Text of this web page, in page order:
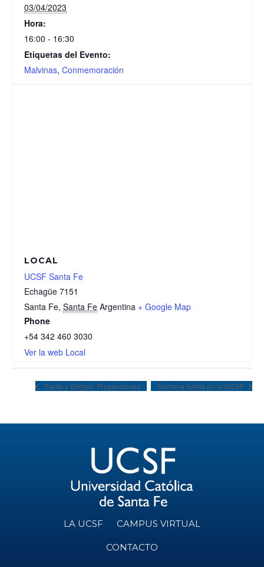
03/04/2023
Hora:
16:00 - 16:30
Etiquetas del Evento:
Malvinas, Conmemoración
LOCAL
UCSF Santa Fe
Echagüe 7151
Santa Fe, Santa Fe Argentina + Google Map
Phone
+54 342 460 3030
Ver la web Local
Dante y Borges: Proyecciones Semana Santa en la UCSF
LA UCSF CAMPUS VIRTUAL
CONTACTO